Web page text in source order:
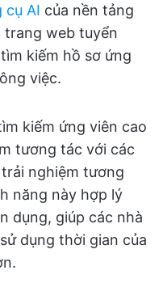
cụ AI của nền tảng
trang web tuyển
kiếm hồ sơ ứng
việc.
kiếm ứng viên cao
tương tác với các
nghiệm tương
năng này hợp lý
dụng, giúp các nhà
dụng thời gian của